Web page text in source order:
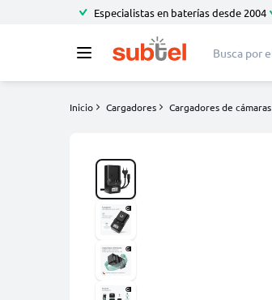
Especialistas en baterías desde 2004
Inicio Cargadores Cargadores de cámaras